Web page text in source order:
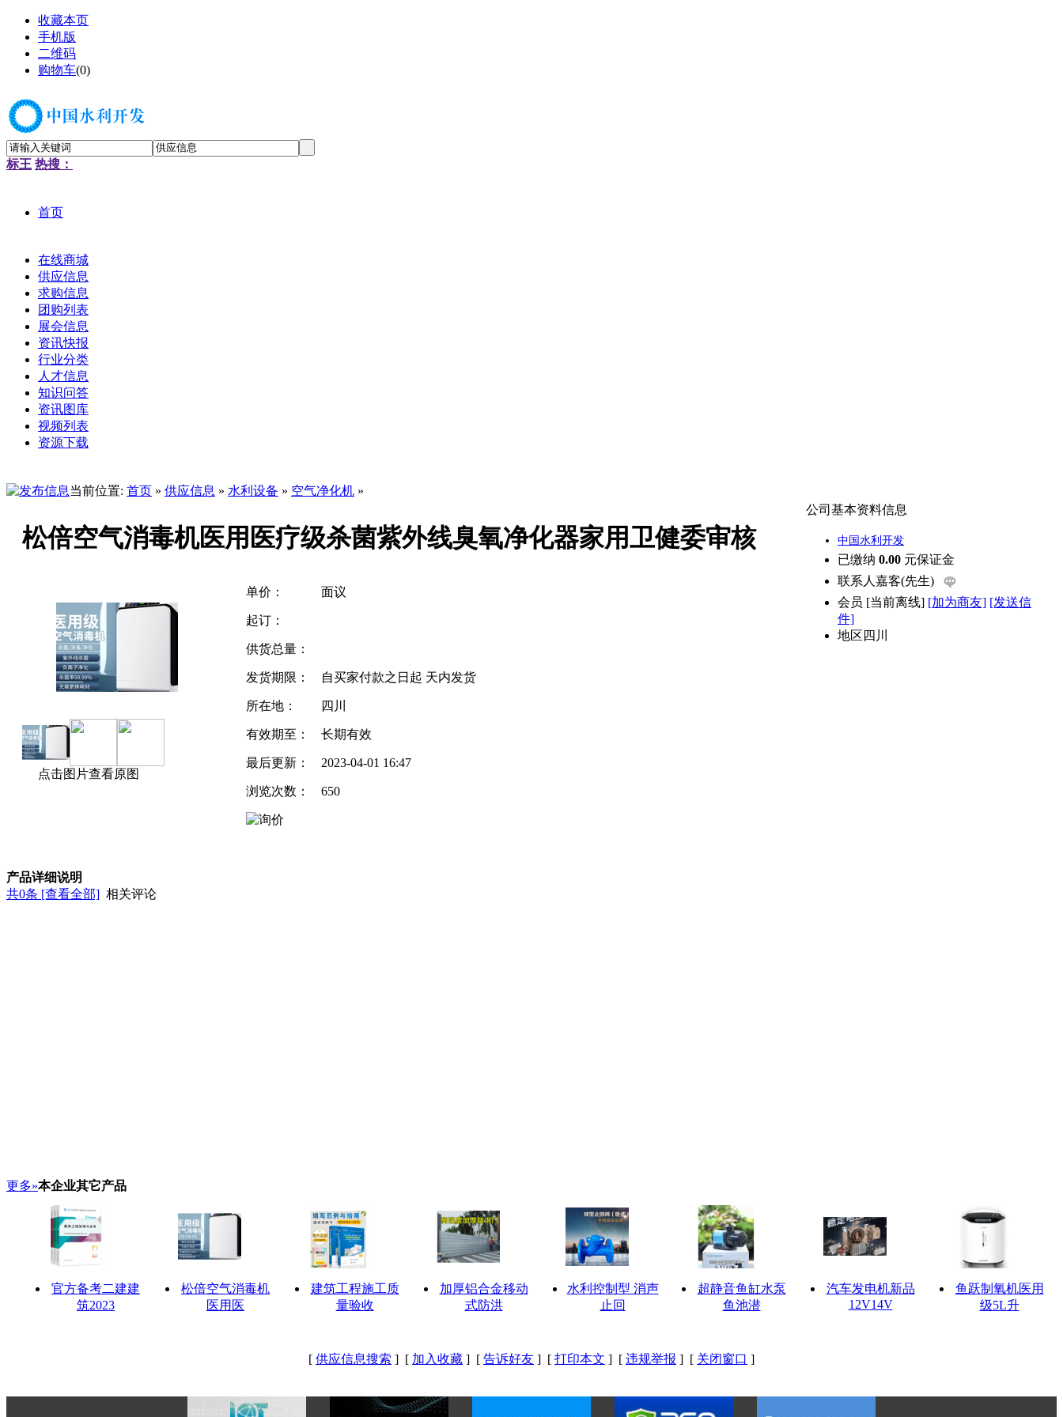
收藏本页
手机版
二维码
购物车(0)
标王 热搜：
首页
在线商城
供应信息
求购信息
团购列表
展会信息
资讯快报
行业分类
人才信息
知识问答
资讯图库
视频列表
资源下载
当前位置: 首页 » 供应信息 » 水利设备 » 空气净化机 »
松倍空气消毒机医用医疗级杀菌紫外线臭氧净化器家用卫健委审核
点击图片查看原图
单价： 面议
起订：
供货总量：
发货期限： 自买家付款之日起 天内发货
所在地： 四川
有效期至： 长期有效
最后更新： 2023-04-01 16:47
浏览次数： 650
公司基本资料信息
中国水利开发
已缴纳 0.00 元保证金
联系人 嘉客(先生)
会员 [当前离线] [加为商友] [发送信
件]
地区 四川
产品详细说明
共0条 [查看全部] 相关评论
更多»本企业其它产品
官方备考二建建
筑2023
松倍空气消毒机
医用医
建筑工程施工质
量验收
加厚铝合金移动
式防洪
水利控制型 消声
止回
超静音鱼缸水泵
鱼池潜
汽车发电机新品
12V14V
鱼跃制氧机医用
级5L升
[ 供应信息搜索 ] [ 加入收藏 ] [ 告诉好友 ] [ 打印本文 ] [ 违规举报 ] [ 关闭窗口 ]